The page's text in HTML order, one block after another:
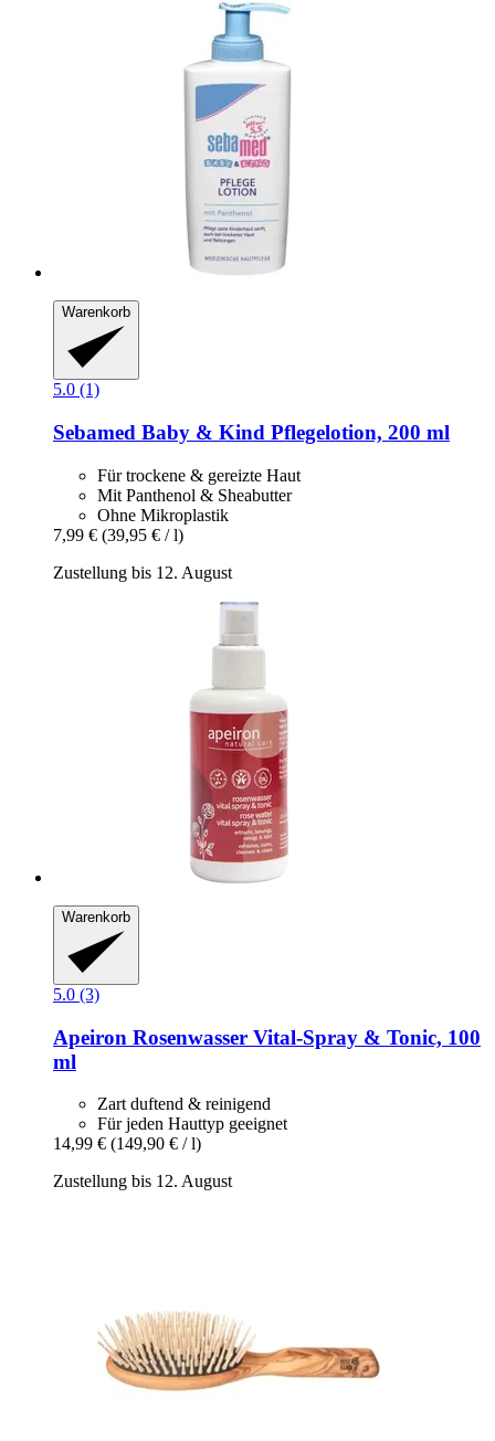
Warenkorb
5.0 (1)
Sebamed Baby & Kind Pflegelotion, 200 ml
Für trockene & gereizte Haut
Mit Panthenol & Sheabutter
Ohne Mikroplastik
7,99 € (39,95 € / l)
Zustellung bis 12. August
Warenkorb
5.0 (3)
Apeiron Rosenwasser Vital-​Spray & Tonic, 100
ml
Zart duftend & reinigend
Für jeden Hauttyp geeignet
14,99 € (149,90 € / l)
Zustellung bis 12. August